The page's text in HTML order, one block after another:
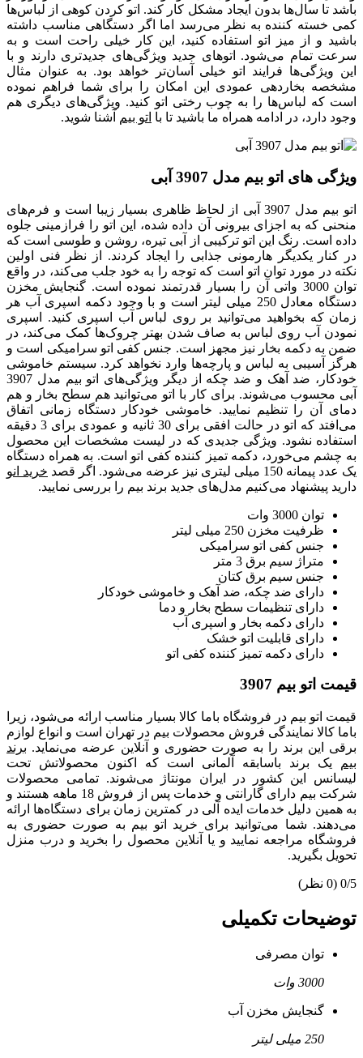
باشد تا سال‌ها بدون ایجاد مشکل کار کند. اتو کردن کوهی از لباس‌ها
کمی خسته کننده به نظر می‌رسد اما اگر دستگاهی مناسب داشته
باشید و از میز اتو استفاده کنید، این کار خیلی راحت است و به
سرعت تمام می‌شود. اتوهای جدید ویژگی‌های جدیدتری دارند و با
این ویژگی‌ها فرایند اتو خیلی آسان‌تر خواهد بود. به عنوان مثال
مشخصه بخاردهی عمودی این امکان را برای شما فراهم نموده
است که لباس‌ها را به چوب رختی اتو کنید. ویژگی‌های دیگری هم
وجود دارد، در ادامه همراه ما باشید تا با اتو بیم آشنا شوید.
ویژگی های اتو بیم مدل 3907 آبی
اتو بیم مدل 3907 آبی از لحاظ ظاهری بسیار زیبا است و فرم‌های
منحنی که به اجزای بیرونی آن داده شده، این اتو را فرازمینی جلوه
داده است. رنگ این اتو ترکیبی از آبی تیره، روشن و طوسی است که
در کنار یکدیگر هارمونی جذابی را ایجاد کردند. از نظر فنی اولین
نکته در مورد توان اتو است که توجه را به خود جلب می‌کند، در واقع
توان 3000 واتی آن را بسیار قدرتمند نموده است. گنجایش مخزن
دستگاه معادل 250 میلی لیتر است و با وجود دکمه اسپری آب هر
زمان که بخواهید می‌توانید بر روی لباس آب اسپری کنید. اسپری
نمودن آب روی لباس به صاف شدن بهتر چروک‌ها کمک می‌کند، در
ضمن به دکمه بخار نیز مجهز است. جنس کفی اتو سرامیکی است و
هرگز آسیبی به لباس و پارچه‌ها وارد نخواهد کرد. سیستم خاموشی
خودکار، ضد آهک و ضد چکه از دیگر ویژگی‌های اتو بیم مدل 3907
آبی محسوب می‌شوند. برای کار با اتو می‌توانید هم سطح بخار و هم
دمای آن را تنظیم نمایید. خاموشی خودکار دستگاه زمانی اتفاق
می‌افتد که اتو در حالت افقی برای 30 ثانیه و عمودی برای 3 دقیقه
استفاده نشود. ویژگی جدیدی که در لیست مشخصات این محصول
به چشم می‌خورد، دکمه تمیز کننده کفی اتو است. به همراه دستگاه
یک عدد پیمانه 150 میلی لیتری نیز عرضه می‌شود. اگر قصد
خرید انو
دارید پیشنهاد می‌کنیم مدل‌های جدید برند بیم را بررسی نمایید.
توان 3000 وات
ظرفیت مخزن 250 میلی لیتر
جنس کفی اتو سرامیکی
متراژ سیم برق 3 متر
جنس سیم برق کتان
دارای ضد چکه، ضد آهک و خاموشی خودکار
دارای تنظیمات سطح بخار و دما
دارای دکمه بخار و اسپری آب
دارای قابلیت اتو خشک
دارای دکمه تمیز کننده کفی اتو
قیمت اتو بیم 3907
قیمت اتو بیم در فروشگاه باما کالا بسیار مناسب ارائه می‌شود، زیرا
باما کالا نمایندگی فروش محصولات بیم در تهران است و انواع لوازم
برقی این برند را به صورت حضوری و آنلاین عرضه می‌نماید. برند
بیم
یک برند باسابقه آلمانی است که اکنون محصولاتش تحت
لیسانس این کشور در ایران مونتاژ می‌شوند. تمامی محصولات
شرکت بیم دارای گارانتی و خدمات پس از فروش 18 ماهه هستند و
به همین دلیل خدمات ایده آلی در کمترین زمان برای دستگاه‌ها ارائه
می‌دهند. شما می‌توانید برای خرید اتو بیم به صورت حضوری به
فروشگاه مراجعه نمایید و یا آنلاین محصول را بخرید و درب منزل
تحویل بگیرید.
0/5 (0 نظر)
توضیحات تکمیلی
توان مصرفی
3000 وات
گنجایش مخزن آب
250 میلی لیتر